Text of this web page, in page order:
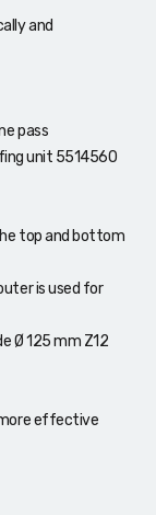
and
pass
unit 5514560
top and bottom
is used for
Ø 125 mm Z12
effective